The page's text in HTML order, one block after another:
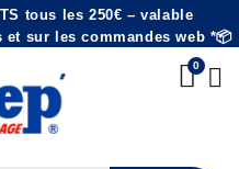
tous les 250€ – valable
sur les commandes web *📦